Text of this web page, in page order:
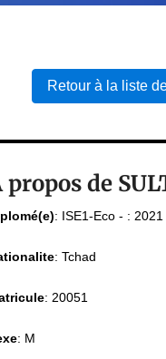
Retour à la liste
propos de
: ISE1-Eco - :
: Tchad
: 20051
: M